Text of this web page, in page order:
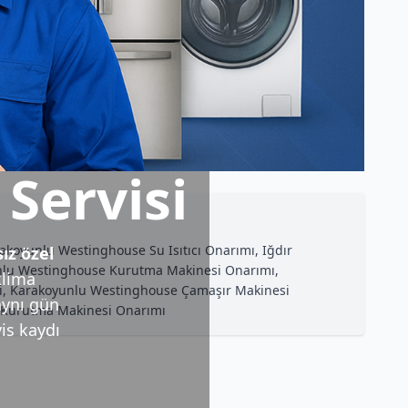
özel
gün
kaydı
Westinghouse Su Isıtıcı Onarımı, Iğdır
Westinghouse Kurutma Makinesi Onarımı,
Karakoyunlu Westinghouse Çamaşır Makinesi
Makinesi Onarımı